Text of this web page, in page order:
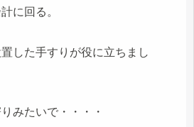
に回る。
した手すりが役に立ちまし
みたいで・・・・